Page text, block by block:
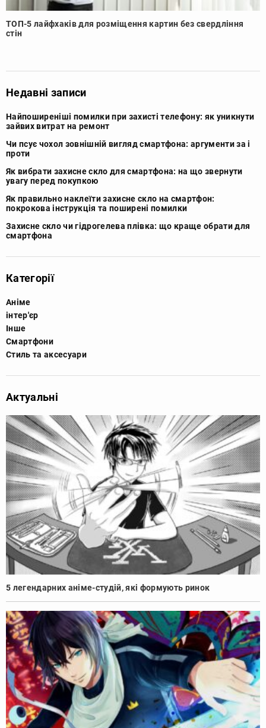
ТОП-5 лайфхаків для розміщення картин без свердління
стін
Недавні записи
Найпоширеніші помилки при захисті телефону: як уникнути
зайвих витрат на ремонт
Чи псує чохол зовнішній вигляд смартфона: аргументи за і
проти
Як вибрати захисне скло для смартфона: на що звернути
увагу перед покупкою
Як правильно наклеїти захисне скло на смартфон:
покрокова інструкція та поширені помилки
Захисне скло чи гідрогелева плівка: що краще обрати для
смартфона
Категорії
Аніме
інтер'єр
Інше
Смартфони
Стиль та аксесуари
Актуальні
5 легендарних аніме-студій, які формують ринок